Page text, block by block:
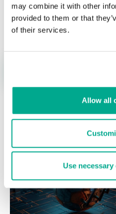
may combine it with other
provided to them or that
of their services.
Allow all
Use
Nombre*
ÚLTIMAS